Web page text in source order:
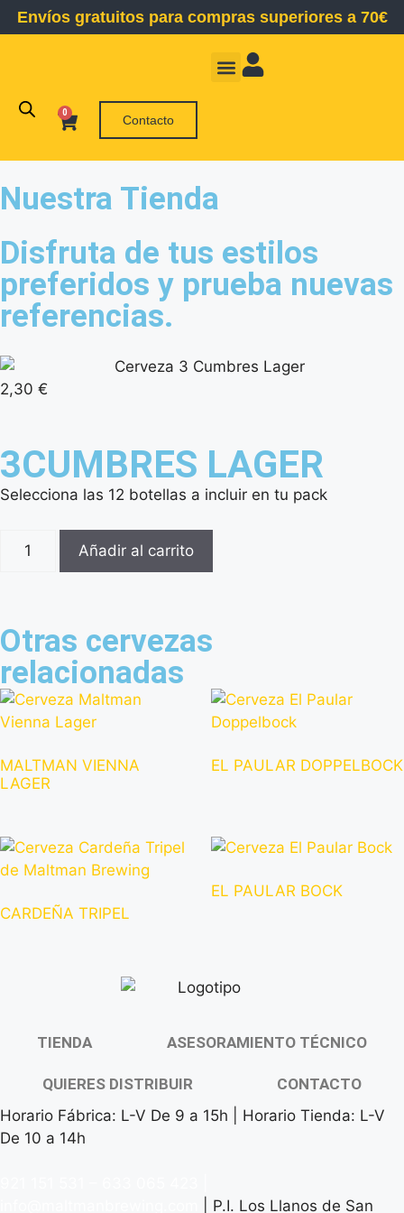
Envíos gratuitos para compras superiores a 70€
0
Contacto
Nuestra Tienda
Disfruta de tus estilos
preferidos y prueba nuevas
referencias.
2,30 €
3CUMBRES LAGER
Selecciona las 12 botellas a incluir en tu pack
Añadir al carrito
Otras cervezas
relacionadas
MALTMAN VIENNA
LAGER
EL PAULAR DOPPELBOCK
CARDEÑA TRIPEL
EL PAULAR BOCK
TIENDA ASESORAMIENTO TÉCNICO
QUIERES DISTRIBUIR
CONTACTO
Horario Fábrica: L-V De 9 a 15h | Horario Tienda: L-V
De 10 a 14h
| P.I. Los Llanos de San